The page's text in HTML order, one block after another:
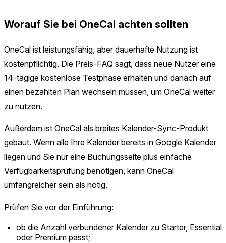
Worauf Sie bei OneCal achten sollten
OneCal ist leistungsfähig, aber dauerhafte Nutzung ist
kostenpflichtig. Die Preis-FAQ sagt, dass neue Nutzer eine
14-tägige kostenlose Testphase erhalten und danach auf
einen bezahlten Plan wechseln müssen, um OneCal weiter
zu nutzen.
Außerdem ist OneCal als breites Kalender-Sync-Produkt
gebaut. Wenn alle Ihre Kalender bereits in Google Kalender
liegen und Sie nur eine Buchungsseite plus einfache
Verfügbarkeitsprüfung benötigen, kann OneCal
umfangreicher sein als nötig.
Prüfen Sie vor der Einführung:
ob die Anzahl verbundener Kalender zu Starter, Essential
oder Premium passt;